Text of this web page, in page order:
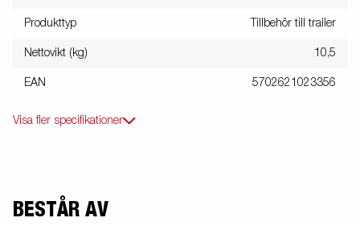
Produkttyp Tillbehör till trailer
Nettovikt (kg) 10,5
EAN 5702621023356
Visa fler specifikationer
BESTÅR AV